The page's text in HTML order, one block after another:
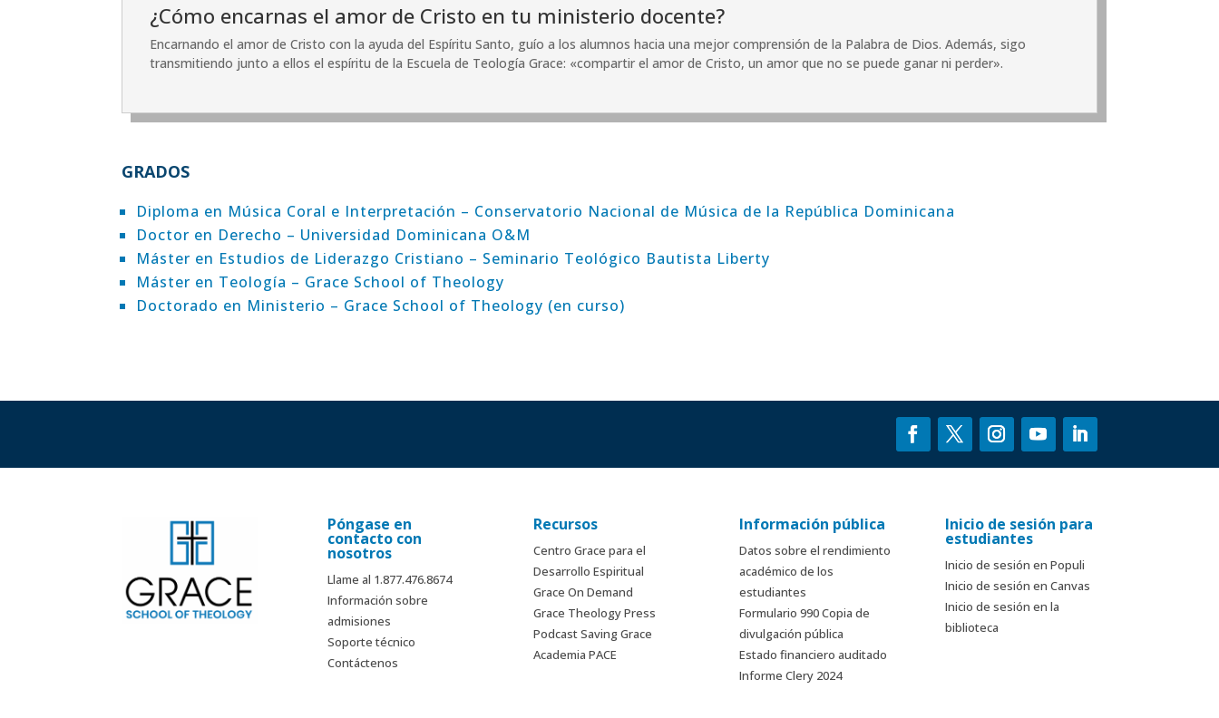
¿Cómo encarnas el amor de Cristo en tu ministerio docente?
Encarnando el amor de Cristo con la ayuda del Espíritu Santo, guío a los alumnos hacia una mejor comprensión de la Palabra de Dios. Además, sigo
transmitiendo junto a ellos el espíritu de la Escuela de Teología Grace: «compartir el amor de Cristo, un amor que no se puede ganar ni perder».
GRADOS
Diploma en Música Coral e Interpretación – Conservatorio Nacional de Música de la República Dominicana
Doctor en Derecho – Universidad Dominicana O&M
Máster en Estudios de Liderazgo Cristiano – Seminario Teológico Bautista Liberty
Máster en Teología – Grace School of Theology
Doctorado en Ministerio – Grace School of Theology (en curso)
Póngase en
contacto con
nosotros
Llame al 1.877.476.8674
Información sobre
admisiones
Soporte técnico
Contáctenos
Recursos
Centro Grace para el
Desarrollo Espiritual
Grace On Demand
Grace Theology Press
Podcast Saving Grace
Academia PACE
Información pública
Datos sobre el rendimiento
académico de los
estudiantes
Formulario 990 Copia de
divulgación pública
Estado financiero auditado
Informe Clery 2024
Inicio de sesión para
estudiantes
Inicio de sesión en Populi
Inicio de sesión en Canvas
Inicio de sesión en la
biblioteca